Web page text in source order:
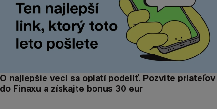
O najlepšie veci sa oplatí podeliť. Pozvite priateľov
do Finaxu a získajte bonus 30 eur